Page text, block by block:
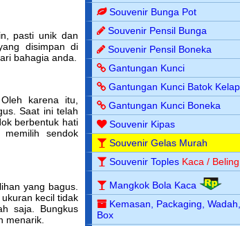
pasti unik dan
disimpan di
bahagia anda.
karena itu,
Saat ini telah
berbentuk hati
sendok
yang bagus.
kecil tidak
saja. Bungkus
menarik.
Souvenir Bunga Pot
Souvenir Pensil Bunga
Souvenir Pensil Boneka
Gantungan Kunci
Gantungan Kunci Batok
Gantungan Kunci Boneka
Souvenir Kipas
Souvenir Gelas Murah
Souvenir Toples Kaca / Beling
Mangkok Bola Kaca
Kemasan, Packaging,
Box